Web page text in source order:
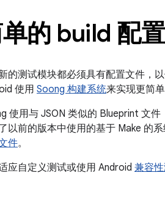
的 build 配置
的测试模块都必须具有配置文件，
使用 Soong 构建系统来实现更简
使用与 JSON 类似的 Blueprint 文件
以前的版本中使用的基于 Make 的
件。
应自定义测试或使用 Android 兼容